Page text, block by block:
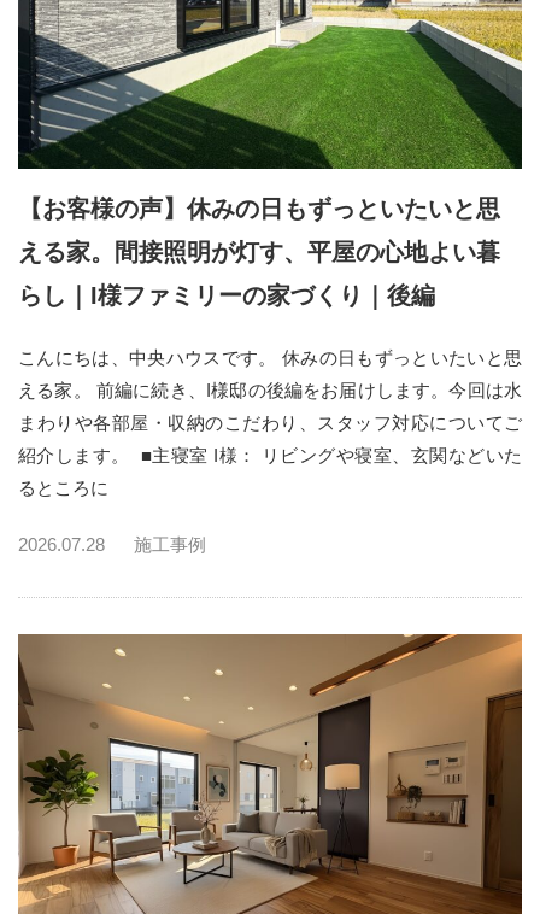
【お客様の声】休みの日もずっといたいと思
える家。間接照明が灯す、平屋の心地よい暮
らし｜I様ファミリーの家づくり｜後編
こんにちは、中央ハウスです。 休みの日もずっといたいと思
える家。 前編に続き、I様邸の後編をお届けします。今回は水
まわりや各部屋・収納のこだわり、スタッフ対応についてご
紹介します。 ■主寝室 I様： リビングや寝室、玄関などいた
るところに
2026.07.28 施工事例